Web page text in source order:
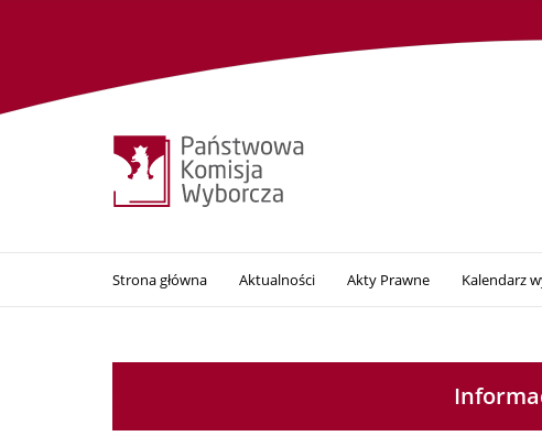
Strona główna Aktualności Akty Prawne Kalendarz